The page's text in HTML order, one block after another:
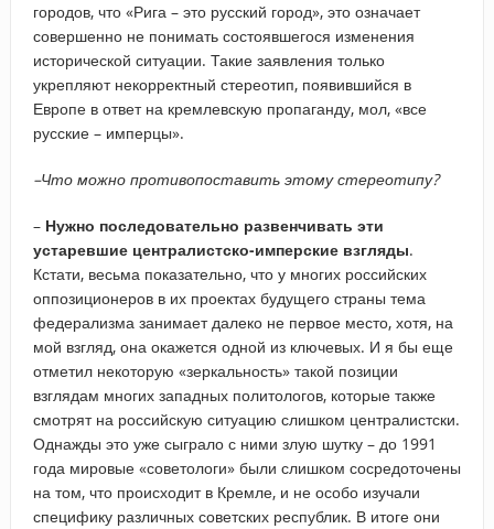
городов, что «Рига – это русский город», это означает
совершенно не понимать состоявшегося изменения
исторической ситуации. Такие заявления только
укрепляют некорректный стереотип, появившийся в
Европе в ответ на кремлевскую пропаганду, мол, «все
русские – имперцы».
–​Что можно противопоставить этому стереотипу?
– Нужно последовательно развенчивать эти
устаревшие централистско-имперские взгляды.
Кстати, весьма показательно, что у многих российских
оппозиционеров в их проектах будущего страны тема
федерализма занимает далеко не первое место, хотя, на
мой взгляд, она окажется одной из ключевых. И я бы еще
отметил некоторую «зеркальность» такой позиции
взглядам многих западных политологов, которые также
смотрят на российскую ситуацию слишком централистски.
Однажды это уже сыграло с ними злую шутку – до 1991
года мировые «советологи» были слишком сосредоточены
на том, что происходит в Кремле, и не особо изучали
специфику различных советских республик. В итоге они